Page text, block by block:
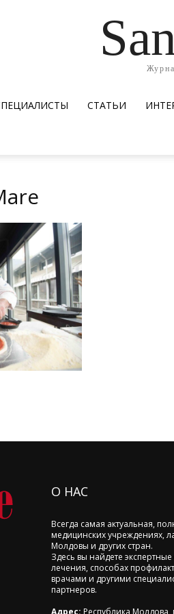
СТАТЬИ
О НАС
Всегда самая актуальная,
медицинских учреждениях,
Молдовы и других стран.
Здесь вы найдете
лечения, способах
врачами и другими
партнеров.
Адрес: Республика Молдова,